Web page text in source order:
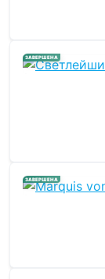
ЗАВЕРШЕНА
ЗАВЕРШЕНА